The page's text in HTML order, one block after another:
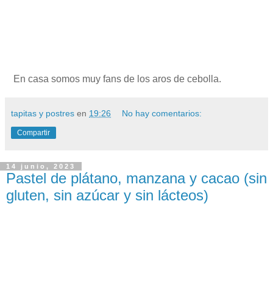
En casa somos muy fans de los aros de cebolla.
tapitas y postres en 19:26 No hay comentarios:
Compartir
14 junio, 2023
Pastel de plátano, manzana y cacao (sin
gluten, sin azúcar y sin lácteos)